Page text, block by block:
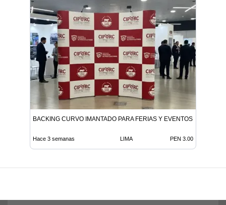
BACKING CURVO IMANTADO PARA FERIAS Y EVENTOS
Hace 3 semanas LIMA PEN 3.00